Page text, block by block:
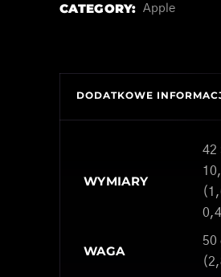
CATEGORY: Apple
DODATKOWE
WYMIARY
42
WAGA
50